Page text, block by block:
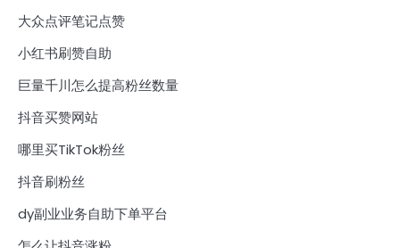
大众点评笔记点赞
小红书刷赞自助
巨量千川怎么提高粉丝数量
抖音买赞网站
哪里买TikTok粉丝
抖音刷粉丝
dy副业业务自助下单平台